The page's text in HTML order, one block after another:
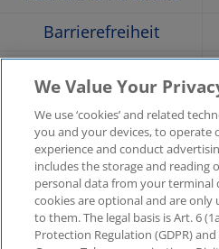
Barrierefreiheit
Unternehmensangaben
KPMG-Standorte im
Überblick
KPMG VideoIn
neuer
in
a
new
a
We Value Your
We use ‘cookies’ and related
you and your devices, to operate
experience and conduct
includes the storage and reading
personal data from your terminal
cookies are optional and are only
to them. The legal basis is Art. 6
Protection Regulation (GDPR)